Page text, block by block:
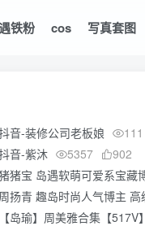
铁粉 cos 写真套图
音-装修公司老板娘 111
音-紫沐 5357
902
猪宝 岛遇软萌可爱系宝藏
周扬青 趣岛时尚人气博主
【岛瑜】周美雅合集【517V】